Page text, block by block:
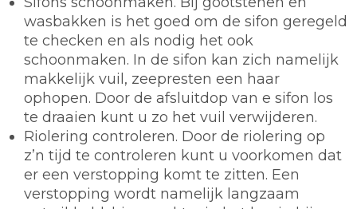
wasbakken is het goed om de sifon geregeld
te checken en als nodig het ook
schoonmaken. In de sifon kan zich namelijk
makkelijk vuil, zeepresten een haar
ophopen. Door de afsluitdop van e sifon los
te draaien kunt u zo het vuil verwijderen.
Riolering controleren. Door de riolering op
z’n tijd te controleren kunt u voorkomen dat
er een verstopping komt te zitten. Een
verstopping wordt namelijk langzaam